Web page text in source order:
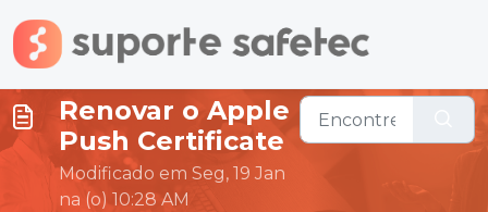
Ir para o conteúdo principal
Renovar o Apple
Push Certificate
Modificado em Seg, 19 Jan
na (o) 10:28 AM